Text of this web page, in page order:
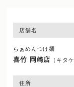
店舗名
らぁめんつけ麺
喜竹 岡崎店 （キタ
住所